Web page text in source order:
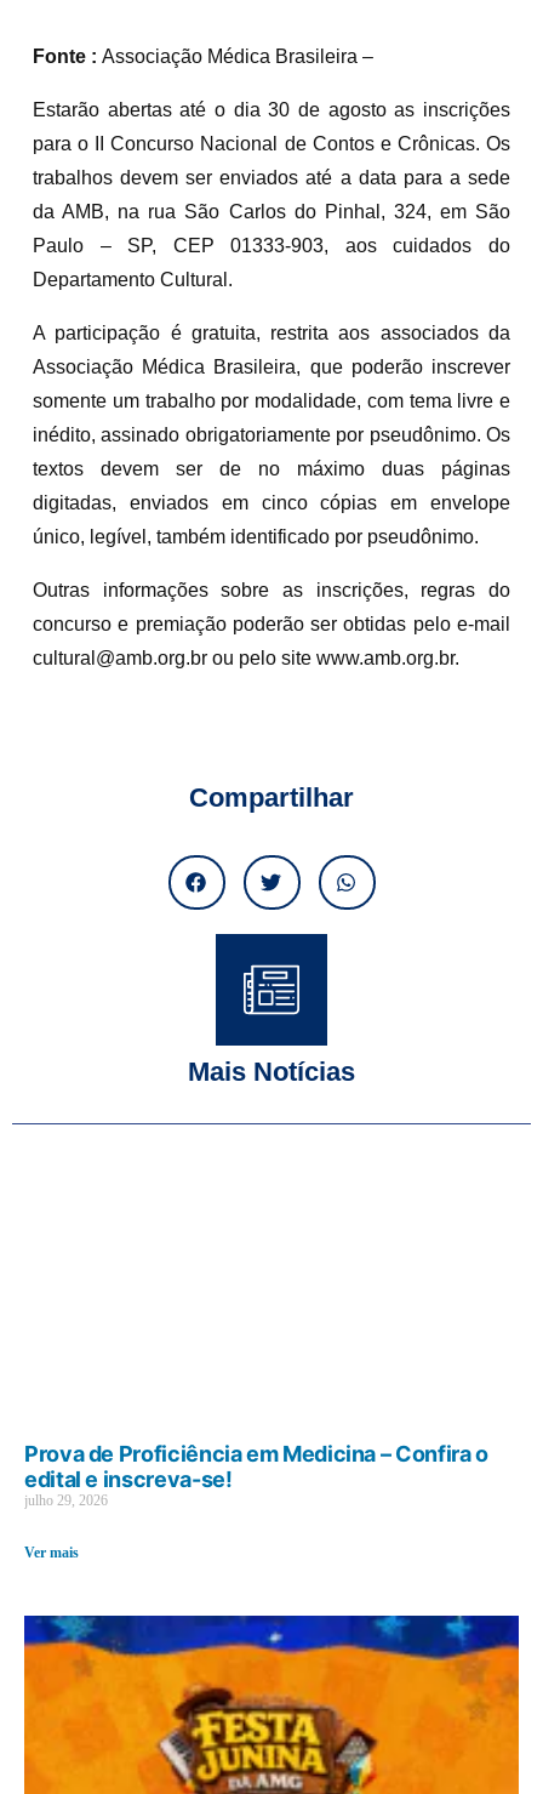
Fonte : Associação Médica Brasileira –
Estarão abertas até o dia 30 de agosto as inscrições
para o II Concurso Nacional de Contos e Crônicas. Os
trabalhos devem ser enviados até a data para a sede
da AMB, na rua São Carlos do Pinhal, 324, em São
Paulo – SP, CEP 01333-903, aos cuidados do
Departamento Cultural.
A participação é gratuita, restrita aos associados da
Associação Médica Brasileira, que poderão inscrever
somente um trabalho por modalidade, com tema livre e
inédito, assinado obrigatoriamente por pseudônimo. Os
textos devem ser de no máximo duas páginas
digitadas, enviados em cinco cópias em envelope
único, legível, também identificado por pseudônimo.
Outras informações sobre as inscrições, regras do
concurso e premiação poderão ser obtidas pelo e-mail
cultural@amb.org.br ou pelo site www.amb.org.br.
Compartilhar
Mais Notícias
Prova de Proficiência em Medicina – Confira o
edital e inscreva-se!
julho 29, 2026
Ver mais